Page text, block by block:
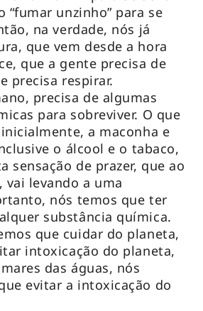
“fumar unzinho” para se
na verdade, nós já
que vem desde a hora
que a gente precisa de
precisa respirar.
precisa de algumas
para sobreviver. O que
a maconha e
o álcool e o tabaco,
sensação de prazer, que ao
levando a uma
nós temos que ter
substância química.
que cuidar do planeta,
intoxicação do planeta,
das águas, nós
evitar a intoxicação do